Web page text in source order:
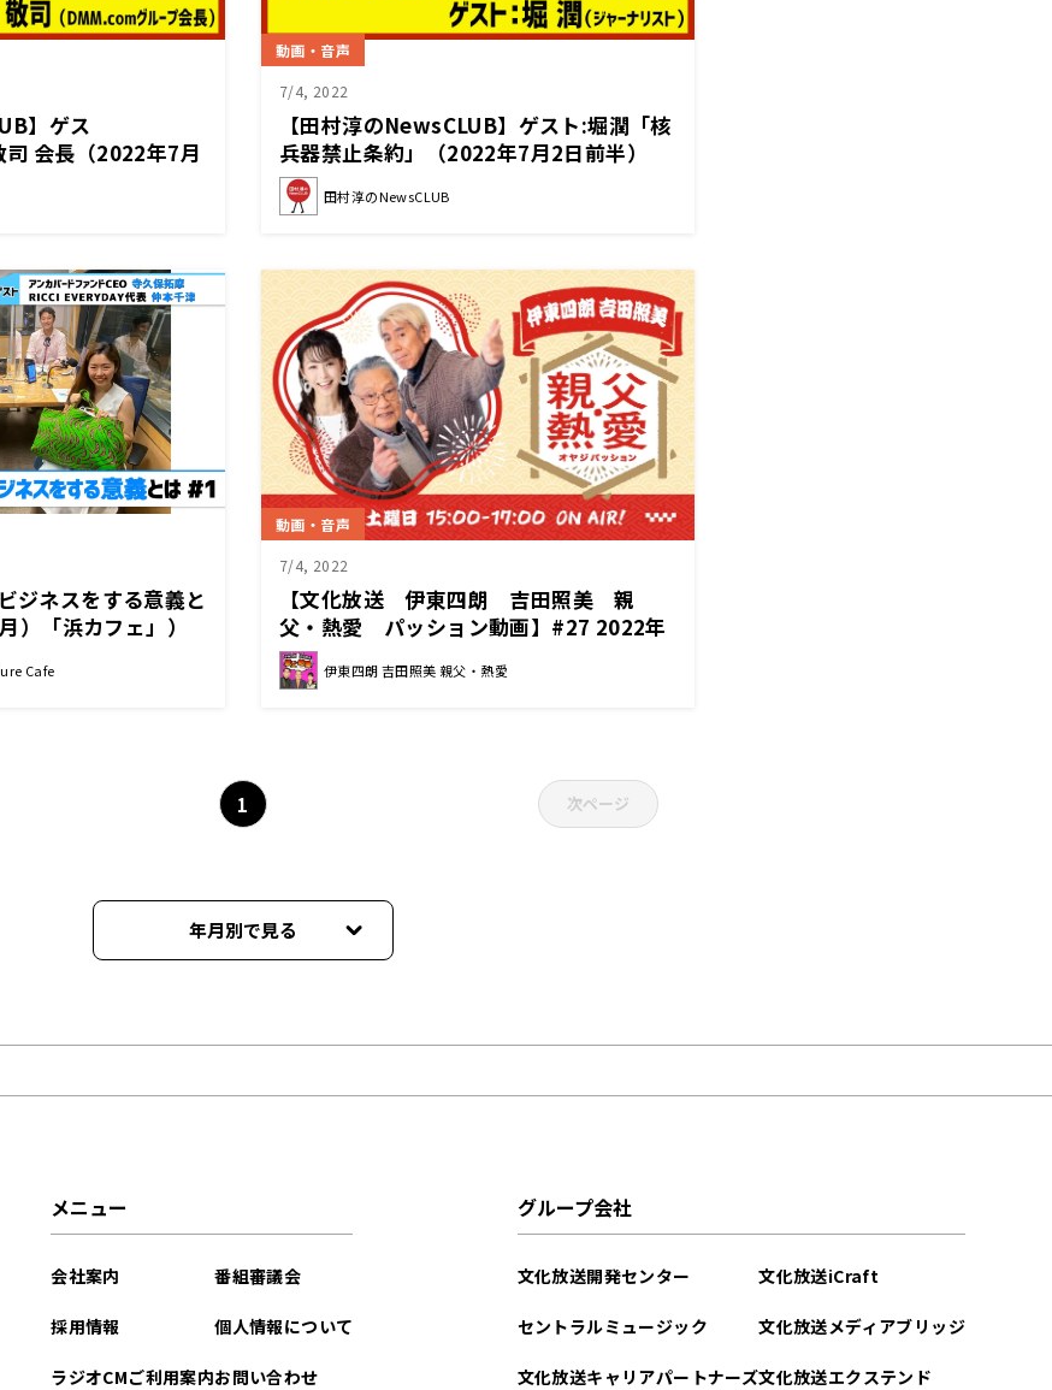
】ゲス
会長（2022年7月
動画・音声
7/4, 2022
【田村淳のNewsCLUB】ゲスト:堀潤「核
兵器禁止条約」（2022年7月2日前半）
田村淳のNewsCLUB
ジネスをする意義と
）「浜カフェ」）
ドファンドCEO)仲
代表)
Cafe
動画・音声
7/4, 2022
【文化放送 伊東四朗 吉田照美 親
父・熱愛 パッション動画】#27 2022年
前半スタジオフォトで振り返り
伊東四朗 吉田照美 親父・熱愛
1 次ページ
年月別で見る
2026年01月
2025年12月
メニュー
会社案内
採用情報
ラジオCMご利用案内
番組審議会
個人情報について
お問い合わせ
グループ会社
文化放送開発センター
セントラルミュージック
文化放送キャリアパートナーズ
文化放送iCraft
文化放送メディアブリッジ
文化放送エクステンド